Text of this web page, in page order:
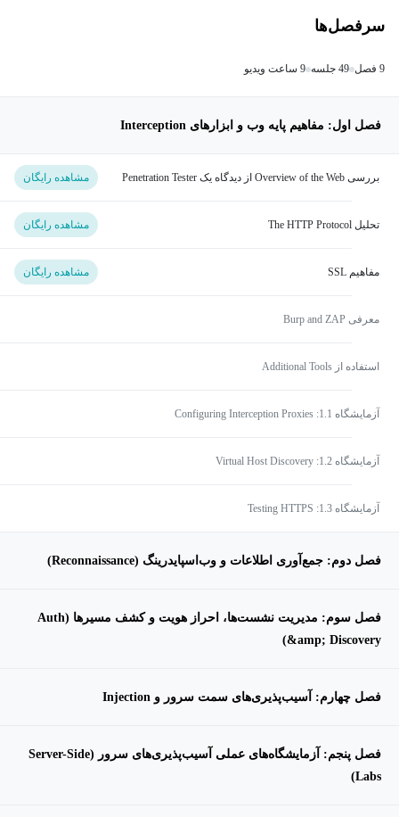
سرفصل‌ها
9 فصل 49 جلسه 9 ساعت ویدیو
فصل اول: مفاهیم پایه وب و ابزارهای Interception
بررسی Overview of the Web از دیدگاه یک Penetration Tester مشاهده رایگان
تحلیل The HTTP Protocol مشاهده رایگان
مفاهیم SSL مشاهده رایگان
معرفی Burp and ZAP
استفاده از Additional Tools
آزمایشگاه 1.1: Configuring Interception Proxies
آزمایشگاه 1.2: Virtual Host Discovery
آزمایشگاه 1.3: Testing HTTPS
فصل دوم: جمع‌آوری اطلاعات و وب‌اسپایدرینگ (Reconnaissance)
فصل سوم: مدیریت نشست‌ها، احراز هویت و کشف مسیرها (Auth
&amp; Discovery)
فصل چهارم: آسیب‌پذیری‌های سمت سرور و Injection
فصل پنجم: آزمایشگاه‌های عملی آسیب‌پذیری‌های سرور (Server-Side
Labs)